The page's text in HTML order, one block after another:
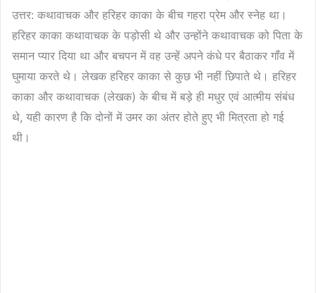
उत्तर: कथावाचक और हरिहर काका के बीच गहरा प्रेम और स्नेह था।
हरिहर काका कथावाचक के पड़ोसी थे और उन्होंने कथावाचक को पिता के
समान प्यार दिया था और बचपन में वह उन्हें अपने कंधे पर बैठाकर गॉंव में
घुमाया करते थे। लेखक हरिहर काका से कुछ भी नहीं छिपाते थे। हरिहर
काका और कथावाचक (लेखक) के बीच में बड़े ही मधुर एवं आत्मीय संबंध
थे, यही कारण है कि दोनों में उमर का अंतर होते हुए भी मित्रता हो गई
थी।